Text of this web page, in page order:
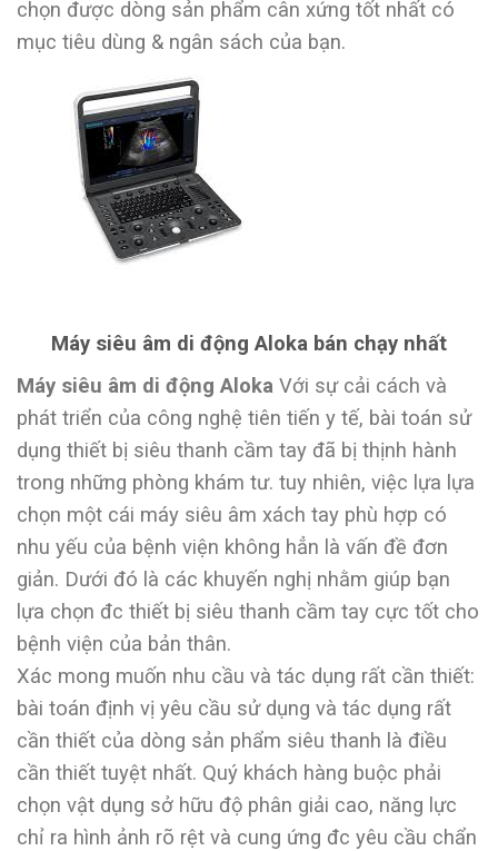
chọn được dòng sản phẩm cân xứng tốt nhất có
mục tiêu dùng & ngân sách của bạn.
Máy siêu âm di động Aloka bán chạy nhất
Máy siêu âm di động Aloka Với sự cải cách và
phát triển của công nghệ tiên tiến y tế, bài toán sử
dụng thiết bị siêu thanh cầm tay đã bị thịnh hành
trong những phòng khám tư. tuy nhiên, việc lựa lựa
chọn một cái máy siêu âm xách tay phù hợp có
nhu yếu của bệnh viện không hẳn là vấn đề đơn
giản. Dưới đó là các khuyến nghị nhằm giúp bạn
lựa chọn đc thiết bị siêu thanh cầm tay cực tốt cho
bệnh viện của bản thân.
Xác mong muốn nhu cầu và tác dụng rất cần thiết:
bài toán định vị yêu cầu sử dụng và tác dụng rất
cần thiết của dòng sản phẩm siêu thanh là điều
cần thiết tuyệt nhất. Quý khách hàng buộc phải
chọn vật dụng sở hữu độ phân giải cao, năng lực
chỉ ra hình ảnh rõ rệt và cung ứng đc yêu cầu chẩn